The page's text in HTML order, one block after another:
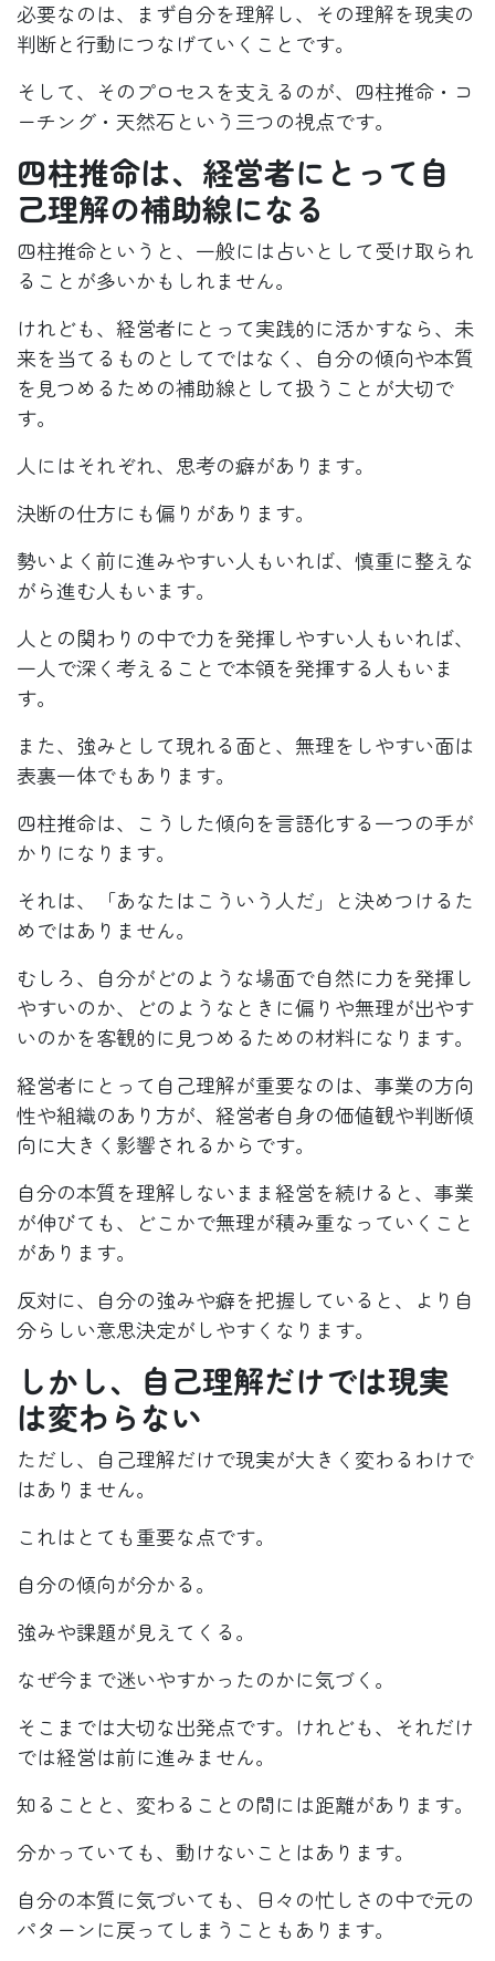
必要なのは、まず自分を理解し、その理解を現実の
判断と行動につなげていくことです。
そして、そのプロセスを支えるのが、四柱推命・コ
ーチング・天然石という三つの視点です。
四柱推命は、経営者にとって自
己理解の補助線になる
四柱推命というと、一般には占いとして受け取られ
ることが多いかもしれません。
けれども、経営者にとって実践的に活かすなら、未
来を当てるものとしてではなく、自分の傾向や本質
を見つめるための補助線として扱うことが大切で
す。
人にはそれぞれ、思考の癖があります。
決断の仕方にも偏りがあります。
勢いよく前に進みやすい人もいれば、慎重に整えな
がら進む人もいます。
人との関わりの中で力を発揮しやすい人もいれば、
一人で深く考えることで本領を発揮する人もいま
す。
また、強みとして現れる面と、無理をしやすい面は
表裏一体でもあります。
四柱推命は、こうした傾向を言語化する一つの手が
かりになります。
それは、「あなたはこういう人だ」と決めつけるた
めではありません。
むしろ、自分がどのような場面で自然に力を発揮し
やすいのか、どのようなときに偏りや無理が出やす
いのかを客観的に見つめるための材料になります。
経営者にとって自己理解が重要なのは、事業の方向
性や組織のあり方が、経営者自身の価値観や判断傾
向に大きく影響されるからです。
自分の本質を理解しないまま経営を続けると、事業
が伸びても、どこかで無理が積み重なっていくこと
があります。
反対に、自分の強みや癖を把握していると、より自
分らしい意思決定がしやすくなります。
しかし、自己理解だけでは現実
は変わらない
ただし、自己理解だけで現実が大きく変わるわけで
はありません。
これはとても重要な点です。
自分の傾向が分かる。
強みや課題が見えてくる。
なぜ今まで迷いやすかったのかに気づく。
そこまでは大切な出発点です。けれども、それだけ
では経営は前に進みません。
知ることと、変わることの間には距離があります。
分かっていても、動けないことはあります。
自分の本質に気づいても、日々の忙しさの中で元の
パターンに戻ってしまうこともあります。